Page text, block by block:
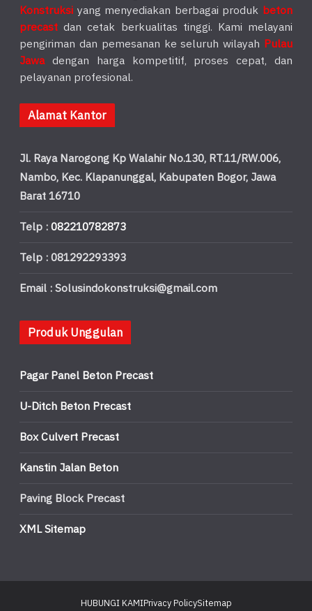
Konstruksi yang menyediakan berbagai produk beton
precast dan cetak berkualitas tinggi. Kami melayani
pengiriman dan pemesanan ke seluruh wilayah Pulau
Jawadengan harga kompetitif, proses cepat, dan
pelayanan profesional.
Alamat Kantor
Jl. Raya Narogong Kp Walahir No.130, RT.11/RW.006,
Nambo, Kec. Klapanunggal, Kabupaten Bogor, Jawa
Barat 16710
Telp :082210782873
Telp : 081292293393
Email : Solusindokonstruksi@gmail.com
Produk Unggulan
Pagar Panel Beton Precast
U-Ditch Beton Precast
Box Culvert Precast
Kanstin Jalan Beton
Paving Block Precast
XML Sitemap
HUBUNGI KAMIPrivacy PolicySitemap